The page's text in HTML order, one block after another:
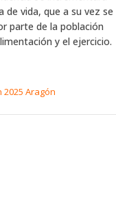
de vida, que a su vez se
parte de la población
y el ejercicio.
2025 Aragón